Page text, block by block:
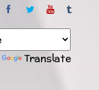
Translate